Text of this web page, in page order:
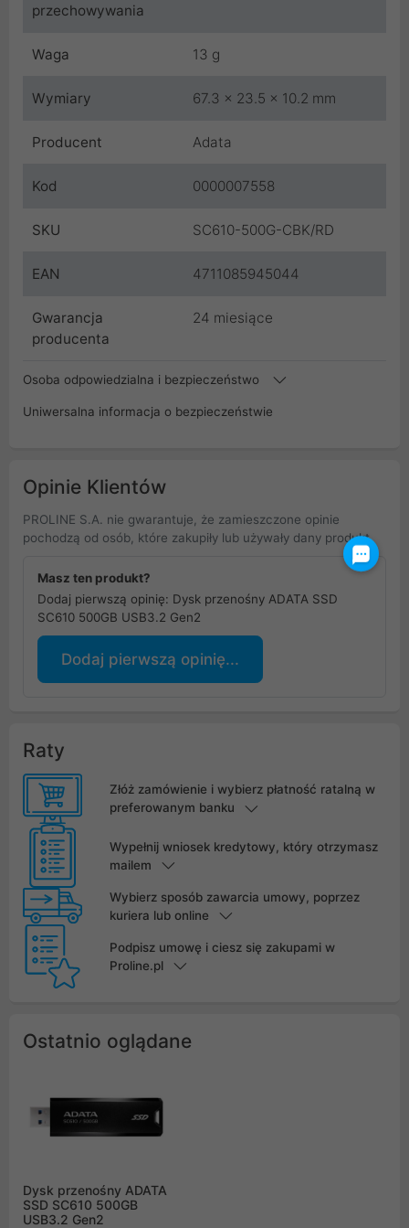
przechowywania
Waga 13 g
Wymiary 67.3 x 23.5 x 10.2 mm
Producent Adata
Kod 0000007558
SKU SC610-500G-CBK/RD
EAN 4711085945044
Gwarancja
producenta
24 miesiące
Osoba odpowiedzialna i bezpieczeństwo
Uniwersalna informacja o bezpieczeństwie
Opinie Klientów
PROLINE S.A. nie gwarantuje, że zamieszczone opinie
pochodzą od osób, które zakupiły lub używały dany produkt.
Masz ten produkt?
Dodaj pierwszą opinię: Dysk przenośny ADATA SSD
SC610 500GB USB3.2 Gen2
Dodaj pierwszą opinię...
Raty
Złóż zamówienie i wybierz płatność ratalną w
preferowanym banku
Wypełnij wniosek kredytowy, który otrzymasz
mailem
Wybierz sposób zawarcia umowy, poprzez
kuriera lub online
Podpisz umowę i ciesz się zakupami w
Proline.pl
Ostatnio oglądane
Dysk przenośny ADATA
SSD SC610 500GB
USB3.2 Gen2